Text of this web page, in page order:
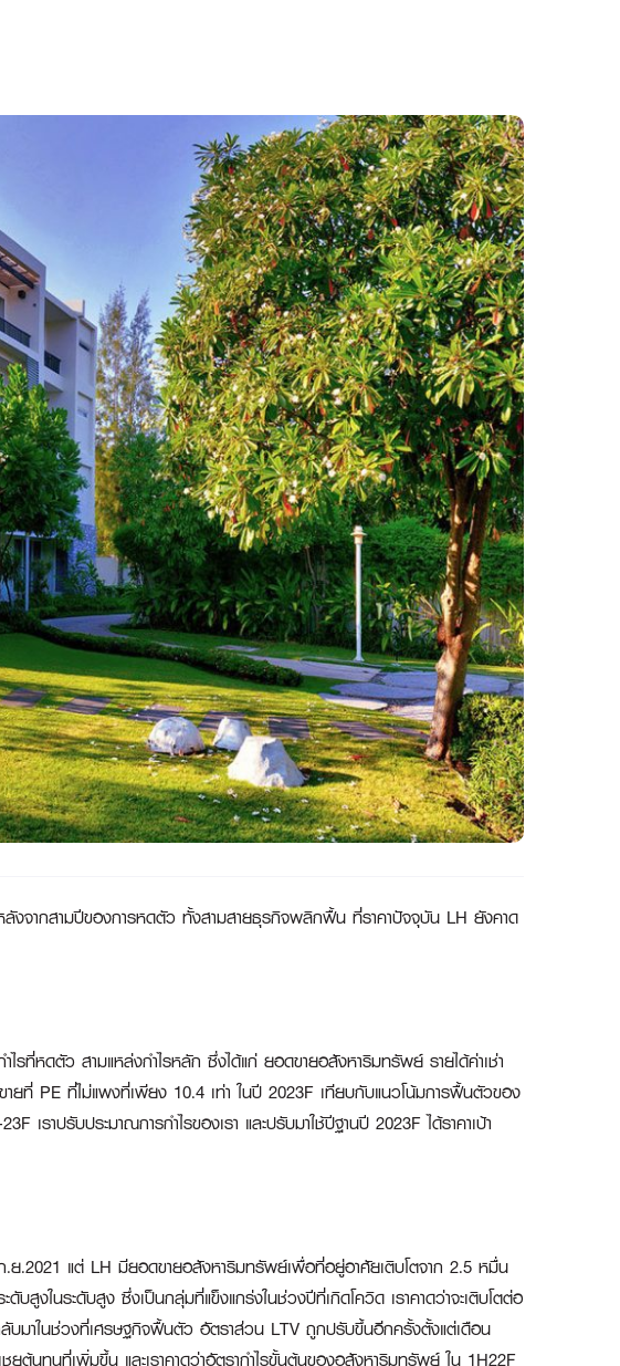
งจากสามปีของการหดตัว ทั้งสามสายธุรกิจพลิกฟื้น ที่ราคาปัจจุบัน LH ยังคาด
ที่หดตัว สามแหล่งกำไรหลัก ซึ่งได้แก่ ยอดขายอสังหาริมทรัพย์ รายได้ค่าเช่า
ายที่ PE ที่ไม่แพงที่เพียง 10.4 เท่า ในปี 2023F เทียบกับแนวโน้มการฟื้นตัวของ
าปรับประมาณการกำไรของเรา และปรับมาใช้ปีฐานปี 2023F ได้ราคาเป้า
ย.2021 แต่ LH มียอดขายอสังหาริมทรัพย์เพื่อที่อยู่อาศัยเติบโตจาก 2.5 หมื่น
งในระดับสูง ซึ่งเป็นกลุ่มที่แข็งแกร่งในช่วงปีที่เกิดโควิด เราคาดว่าจะเติบโตต่อ
บมาในช่วงที่เศรษฐกิจฟื้นตัว อัตราส่วน LTV ถูกปรับขึ้นอีกครั้งตั้งแต่เดือน
ต้นทุนที่เพิ่มขึ้น และเราคาดว่าอัตรากำไรขั้นต้นของอสังหาริมทรัพย์ ใน 1H22F